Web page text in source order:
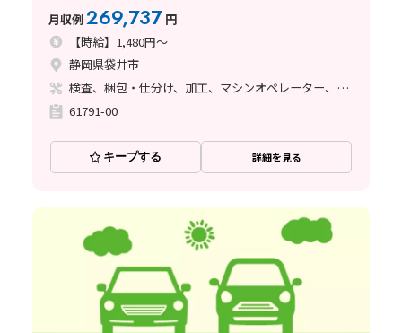
月収例269,737 円
【時給】1,480円～
静岡県袋井市
検査、梱包・仕分け、加工、マシンオペレーター、玉掛け・クレーン
61791-00
キープする 詳細を見る